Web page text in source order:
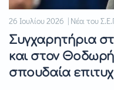
26 Ιουλίου 2026 | Νέα του
Συγχαρητήρια
και στον
σπουδαία